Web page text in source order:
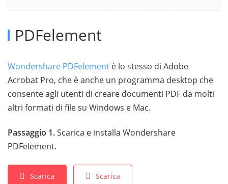
PDFelement
Wondershare PDFelement è lo stesso di Adobe
Acrobat Pro, che è anche un programma desktop che
consente agli utenti di creare documenti PDF da molti
altri formati di file su Windows e Mac.
Passaggio 1.Scarica e installa Wondershare
PDFelement.
Scarica Scarica